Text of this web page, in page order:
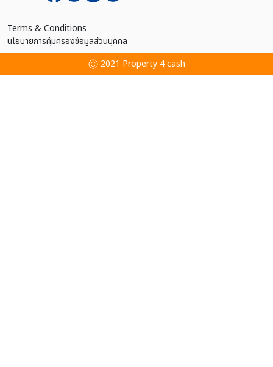
Terms & Conditions
นโยบายการคุ้มครองข้อมูลส่วนบุคคล
2021 Property 4 cash